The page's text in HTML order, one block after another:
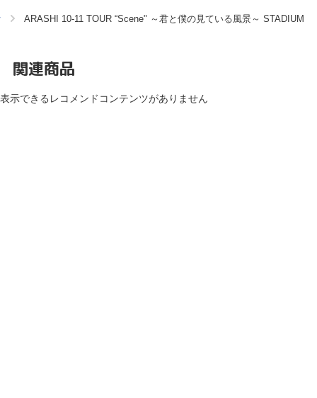
ARASHI 10-11 TOUR “Scene" ～君と僕の見ている風景～ STADIUM
関連商品
表示できるレコメンドコンテンツがありません